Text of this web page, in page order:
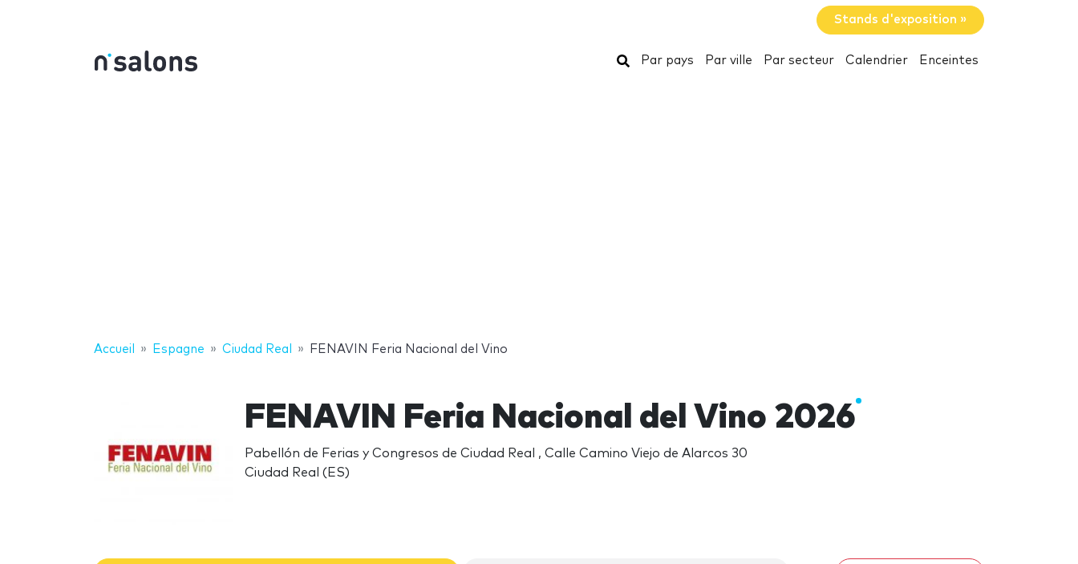
Stands d'exposition »
Rechercher
Par pays Par ville Par secteur Calendrier Enceintes
Accueil Espagne Ciudad Real FENAVIN Feria Nacional del Vino
FENAVIN Feria Nacional del Vino 2026
Pabellón de Ferias y Congresos de Ciudad Real , Calle Camino Viejo de Alarcos 30
Ciudad Real (ES)